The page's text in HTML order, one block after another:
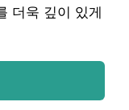
더욱 깊이 있게